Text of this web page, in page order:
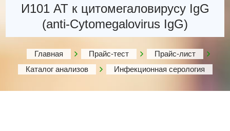
И101 АТ к цитомегаловирусу IgG
(anti-Cуtomegalovirus IgG)
Главная Прайс-тест
Прайс-лист
Каталог анализов
Инфекционная серология